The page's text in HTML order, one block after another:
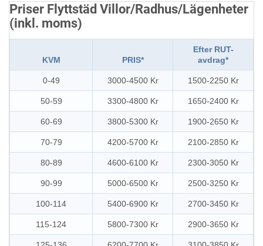
Priser Flyttstäd Villor/Radhus/Lägenheter
(inkl. moms)
KVM PRIS*
Efter RUT-
avdrag*
0-49 3000-4500 Kr 1500-2250 Kr
50-59 3300-4800 Kr 1650-2400 Kr
60-69 3800-5300 Kr 1900-2650 Kr
70-79 4200-5700 Kr 2100-2850 Kr
80-89 4600-6100 Kr 2300-3050 Kr
90-99 5000-6500 Kr 2500-3250 Kr
100-114 5400-6900 Kr 2700-3450 Kr
115-124 5800-7300 Kr 2900-3650 Kr